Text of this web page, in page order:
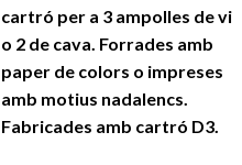
cartró per a 3 ampolles de vi
o 2 de cava. Forrades amb
paper de colors o impreses
amb motius nadalencs.
Fabricades amb cartró D3.